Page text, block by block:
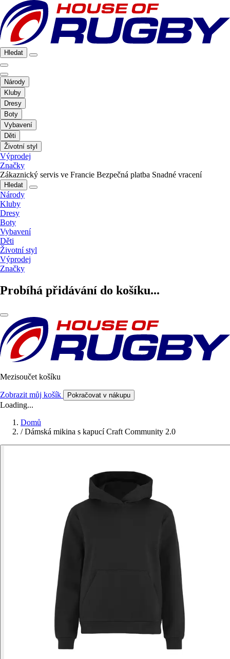
Hledat
Národy
Kluby
Dresy
Boty
Vybavení
Děti
Životní styl
Výprodej
Značky
Zákaznický servis ve Francie Bezpečná platba Snadné vracení
Hledat
Národy
Kluby
Dresy
Boty
Vybavení
Děti
Životní styl
Výprodej
Značky
Probíhá přidávání do košíku...
Mezisoučet košíku
Zobrazit můj košík Pokračovat v nákupu
Loading...
Domů
/ Dámská mikina s kapucí Craft Community 2.0